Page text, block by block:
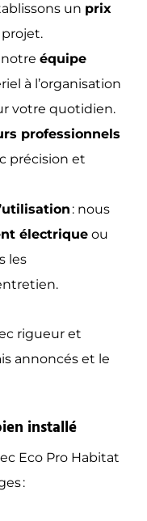
un prix
équipe
à l’organisation
votre quotidien.
professionnels
précision et
: nous
électriqueou
les
rigueur et
annoncés et le
installé
Eco Pro Habitat
: